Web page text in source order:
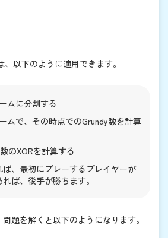
以下のように適用できます。
ムに分割する
ムで、その時点でのGrundy数を計算
のXORを計算する
ば、最初にプレーするプレイヤーが
ば、後手が勝ちます。
題を解くと以下のようになります。